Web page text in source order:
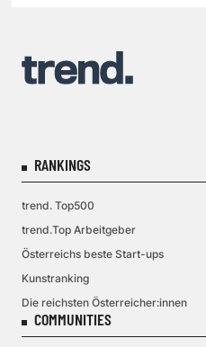
RANKINGS
trend. Top500
trend.Top Arbeitgeber
Österreichs beste Start-ups
Kunstranking
Die reichsten Österreicher:innen
COMMUNITIES